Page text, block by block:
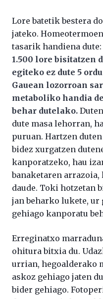
Lore batetik bestera
jateko.
tasarik handiena
1.500 lore bisitatzen
egiteko ez dute 5
Gauean lozorroan
metaboliko handia
behar dutelako.
dute masa lehorran,
puruan. Hartzen
bidez xurgatzen
kanporatzeko, hau
banaketaren arrazoia,
daude. Toki hotzetan
jan beharko lukete, ur
gehiago kanporatu
Erreginatxo
ohitura bitxia du.
urrian, hegoalderako
askoz gehiago jaten
bider gehiago.